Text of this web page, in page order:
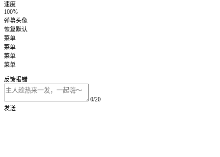
速度
100%
弹幕头像
恢复默认
菜单
菜单
菜单
菜单
反馈报错
0/20
发送